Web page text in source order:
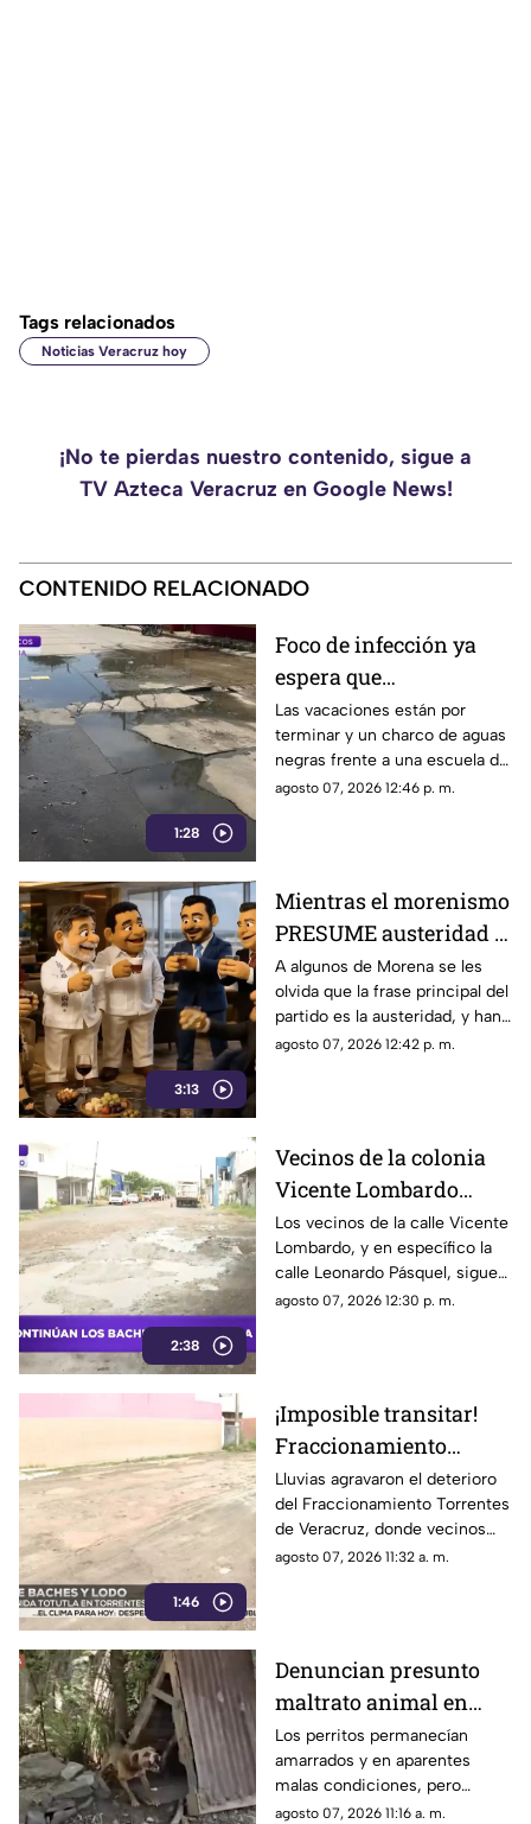
Tags relacionados
Noticias Veracruz hoy
¡No te pierdas nuestro contenido, sigue a
TV Azteca Veracruz en Google News!
CONTENIDO RELACIONADO
1:28
Foco de infección ya
espera que
ESTUDIANTES
regresen de vacaciones
en Coatzacoalcos
Las vacaciones están por
terminar y un charco de aguas
negras frente a una escuela de
Coatzacoalcos ya espera que
agosto 07, 2026 12:46 p. m.
3:13
Mientras el morenismo
PRESUME austeridad a
algunos les vale
[VIDEOA]
A algunos de Morena se les
olvida que la frase principal del
partido es la austeridad, y han
sido captados recibiendo las
agosto 07, 2026 12:42 p. m.
2:38
Vecinos de la colonia
Vicente Lombardo
siguen sufriendo por
calles en mal estado
Los vecinos de la calle Vicente
Lombardo, y en específico la
calle Leonardo Pásquel, siguen
generando dificultades entre
agosto 07, 2026 12:30 p. m.
1:46
¡Imposible transitar!
Fraccionamiento
Torrentes en Veracruz
queda ´destrozado´
entre baches y lodo
(+VIDEO)
Lluvias agravaron el deterioro
del Fraccionamiento Torrentes
de Veracruz, donde vecinos
denuncian meses de abandono
agosto 07, 2026 11:32 a. m.
Denuncian presunto
maltrato animal en
Veracruz; perritos
desaparecen tras
intento de rescatarlos
Los perritos permanecían
amarrados y en aparentes
malas condiciones, pero
cuando un rescatista regresó
agosto 07, 2026 11:16 a. m.